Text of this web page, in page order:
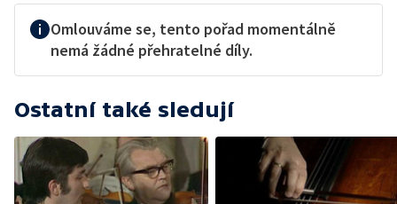
Omlouváme se, tento pořad momentálně
nemá žádné přehratelné díly.
Ostatní také sledují